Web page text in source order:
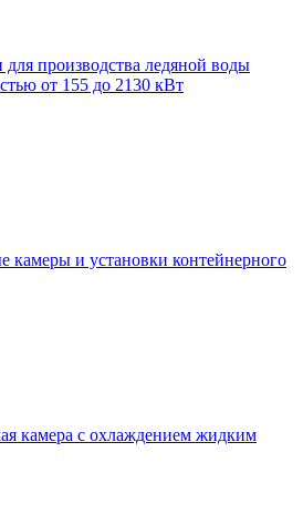
производства ледяной воды
от 155 до 2130 кВт
камеры и установки контейнерного
камера с охлаждением жидким